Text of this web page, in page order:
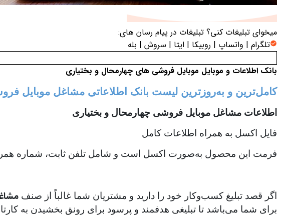
میخوای تبلیغات کنی؟ تبلیغات در پیام رسان های:
تلگرام | واتساپ | روبیکا | ایتا | سروش | بله
بانک اطلاعات و موبایل موبایل فروشی های چهارمحال و بختیاری
کامل‌ترین و به‌روزترین لیست بانک اطلاعاتی مشاغل موبایل
اطلاعات مشاغل موبایل فروشی چهارمحال و بختیاری
فایل اکسل به همراه اطلاعات کامل
فرمت این محصول به‌صورت اکسل است و شامل تلفن ثابت، شماره
اگر قصد تبلیغ کسب‌وکار خود را دارید و مشتریان شما غالباً از صنف
برای شما می‌باشد تا تبلیغی هدفمند و پرسود برای رونق بخشیدن به